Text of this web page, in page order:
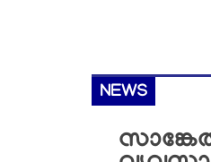
NEWS